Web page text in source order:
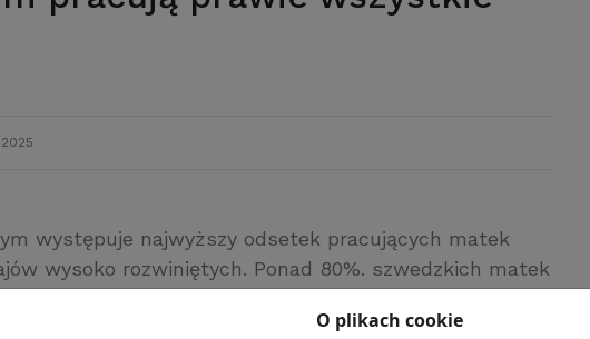
występuje najwyższy odsetek pracujących matek
wysoko rozwiniętych. Ponad 80%. szwedzkich matek
O plikach cookie